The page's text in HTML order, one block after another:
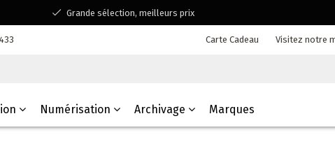
Grande sélection, meilleurs prix
Disponible pour toutes vos questionsCarte Cadeau Visitez notre
Numérisation Archivage Marques